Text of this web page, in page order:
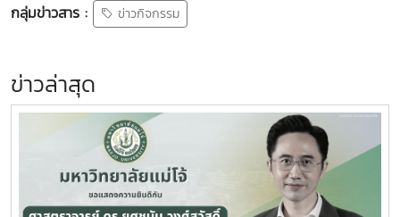
กลุ่มข่าวสาร : ข่าวกิจกรรม
ข่าวล่าสุด